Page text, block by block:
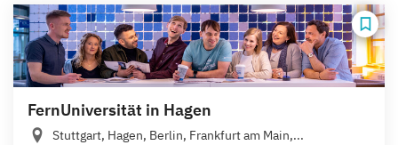
FernUniversität in Hagen
Stuttgart, Hagen, Berlin, Frankfurt am Main,...